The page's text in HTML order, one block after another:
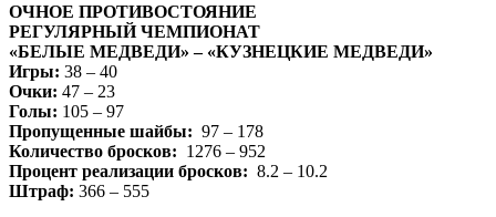
ОЧНОЕ ПРОТИВОСТОЯНИЕ
РЕГУЛЯРНЫЙ ЧЕМПИОНАТ
«БЕЛЫЕ МЕДВЕДИ» – «КУЗНЕЦКИЕ МЕДВЕДИ»
Игры: 38 – 40
Очки: 47 – 23
Голы: 105 – 97
Пропущенные шайбы: 97 – 178
Количество бросков: 1276 – 952
Процент реализации бросков: 8.2 – 10.2
Штраф: 366 – 555